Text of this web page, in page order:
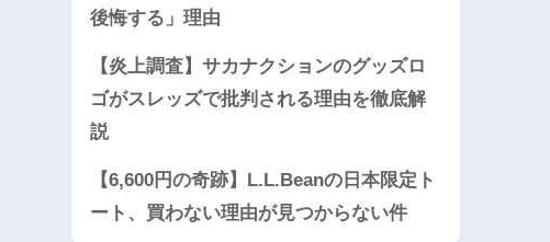
後悔する」理由
【炎上調査】サカナクションのグッズロ
ゴがスレッズで批判される理由を徹底解
説
【6,600円の奇跡】L.L.Beanの日本限定ト
ート、買わない理由が見つからない件